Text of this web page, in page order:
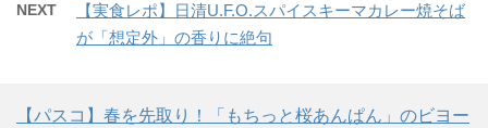
NEXT
【実食レポ】日清U.F.O.スパイスキーマカレー焼そば
が「想定外」の香りに絶句
【パスコ】春を先取り！「もちっと桜あんぱん」のビヨー